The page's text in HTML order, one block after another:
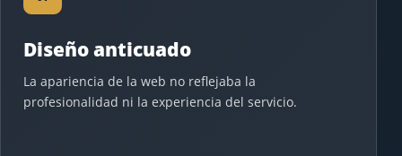
Diseño anticuado
La apariencia de la web no reflejaba la
profesionalidad ni la experiencia del servicio.